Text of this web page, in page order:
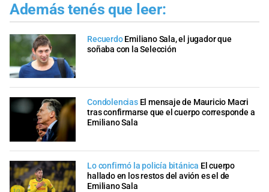
Además tenés que leer:
Recuerdo Emiliano Sala, el jugador que
soñaba con la Selección
Condolencias El mensaje de Mauricio Macri
tras confirmarse que el cuerpo corresponde a
Emiliano Sala
Lo confirmó la policía bitánica El cuerpo
hallado en los restos del avión es el de
Emiliano Sala